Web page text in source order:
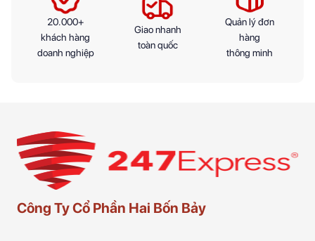
20.000+
khách hàng
doanh nghiệp
Giao nhanh
toàn quốc
Quản lý đơn
hàng
thông minh
Công Ty Cổ Phần Hai Bốn Bảy